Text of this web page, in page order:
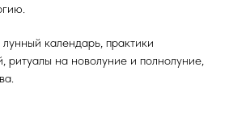
календарь, практики
ритуалы на новолуние и полнолуние,